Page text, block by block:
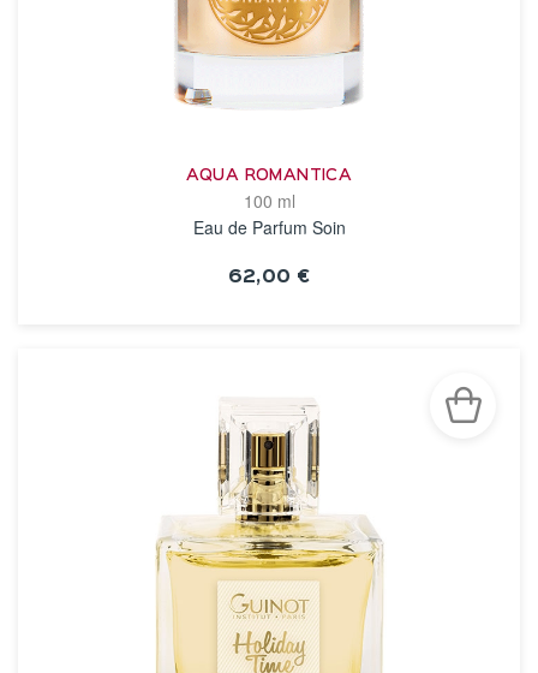
AQUA ROMANTICA
100 ml
Eau de Parfum Soin
62,00 €